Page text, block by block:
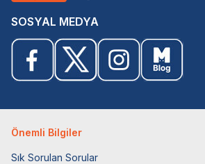
SOSYAL MEDYA
Önemli Bilgiler
Sık Sorulan Sorular